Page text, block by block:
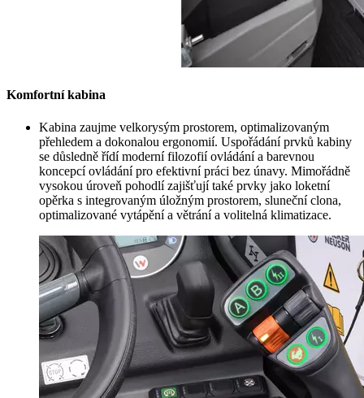
Komfortní kabina
Kabina zaujme velkorysým prostorem, optimalizovaným
přehledem a dokonalou ergonomií. Uspořádání prvků kabiny
se důsledně řídí moderní filozofií ovládání a barevnou
koncepcí ovládání pro efektivní práci bez únavy. Mimořádně
vysokou úroveň pohodlí zajišťují také prvky jako loketní
opěrka s integrovaným úložným prostorem, sluneční clona,
optimalizované vytápění a větrání a volitelná klimatizace.